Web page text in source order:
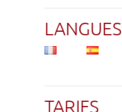
LANGUES
TARIFS